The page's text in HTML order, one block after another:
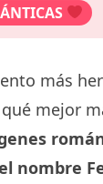
más
mejor
nombre